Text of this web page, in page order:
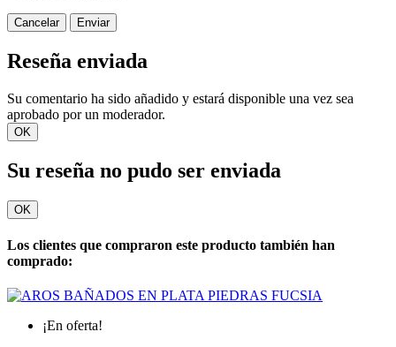
Cancelar Enviar
Reseña enviada
Su comentario ha sido añadido y estará disponible una vez sea
aprobado por un moderador.
OK
Su reseña no pudo ser enviada
OK
Los clientes que compraron este producto también han
comprado:
¡En oferta!